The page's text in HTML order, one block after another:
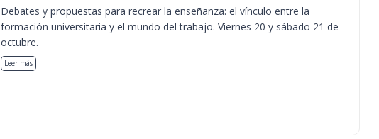
Debates y propuestas para recrear la enseñanza: el vínculo entre la
formación universitaria y el mundo del trabajo. Viernes 20 y sábado 21 de
octubre.
Leer más